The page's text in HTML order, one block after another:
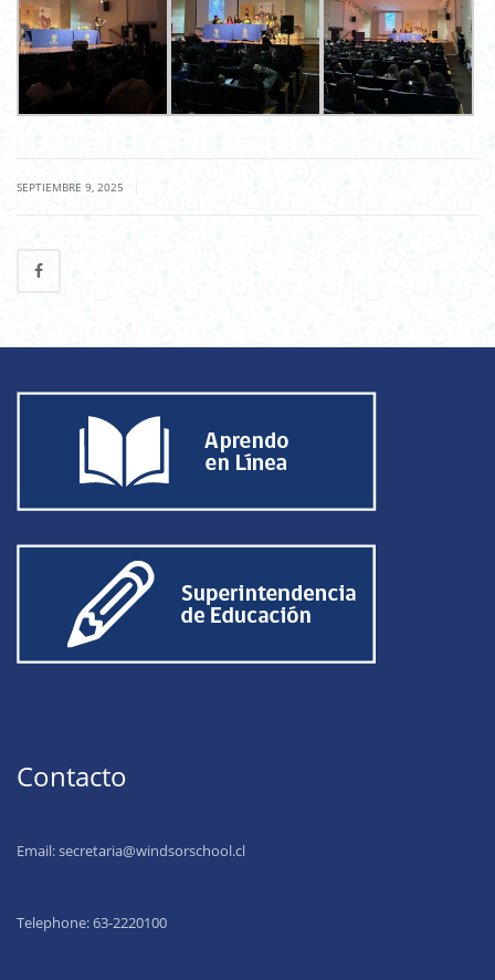
SEPTIEMBRE 9, 2025
Contacto
Email:secretaria@windsorschool.cl
Telephone: 63-2220100